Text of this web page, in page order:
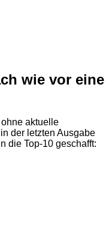
wie vor eine
aktuelle
in der letzten Ausgabe
die Top-10 geschafft: